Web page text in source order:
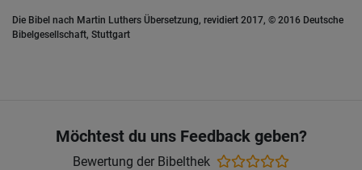
Die Bibel nach Martin Luthers Übersetzung, revidiert 2017, © 2016 Deutsche
Bibelgesellschaft, Stuttgart
Möchtest du uns Feedback geben?
Bewertung der Bibelthek